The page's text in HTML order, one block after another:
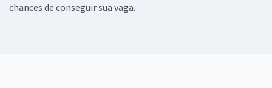
chances de conseguir sua vaga.